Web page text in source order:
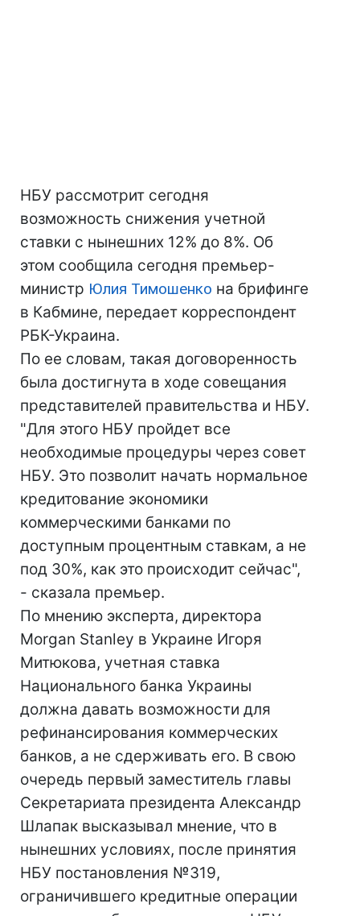
НБУ рассмотрит сегодня
возможность снижения учетной
ставки с нынешних 12% до 8%. Об
этом сообщила сегодня премьер-
министр Юлия Тимошенко на брифинге
в Кабмине, передает корреспондент
РБК-Украина.
По ее словам, такая договоренность
была достигнута в ходе совещания
представителей правительства и НБУ.
"Для этого НБУ пройдет все
необходимые процедуры через совет
НБУ. Это позволит начать нормальное
кредитование экономики
коммерческими банками по
доступным процентным ставкам, а не
под 30%, как это происходит сейчас",
- сказала премьер.
По мнению эксперта, директора
Morgan Stanley в Украине Игоря
Митюкова, учетная ставка
Национального банка Украины
должна давать возможности для
рефинансирования коммерческих
банков, а не сдерживать его. В свою
очередь первый заместитель главы
Секретариата президента Александр
Шлапак высказывал мнение, что в
нынешних условиях, после принятия
НБУ постановления №319,
ограничившего кредитные операции